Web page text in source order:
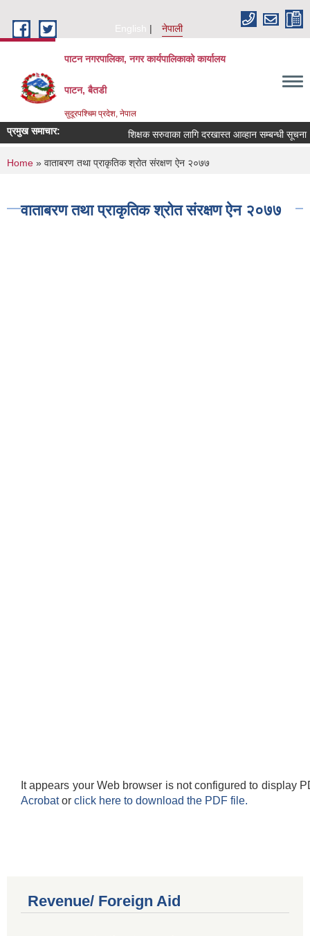
English
नेपाली
पाटन नगरपालिका, नगर कार्यपालिकाको कार्यालय
पाटन, बैतडी
सुदूरपश्चिम प्रदेश, नेपाल
प्रमुख समाचार: शिक्षक सरुवाका लागि दरखास्त आव्हान सम्बन्धी सूचना ।
You are here
Home » वाताबरण तथा प्राकृतिक श्रोत संरक्षण ऐन २०७७
वाताबरण तथा प्राकृतिक श्रोत संरक्षण ऐन २०७७
It appears your Web browser is not configured to display
Acrobator click here to download the PDF file.
Revenue/ Foreign Aid